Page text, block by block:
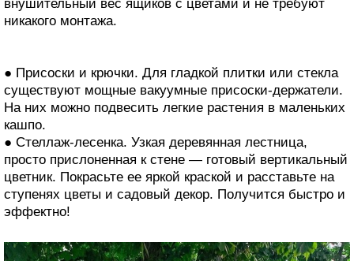
внушительный вес ящиков с цветами и не требуют
никакого монтажа.
● Присоски и крючки. Для гладкой плитки или стекла
существуют мощные вакуумные присоски-держатели.
На них можно подвесить легкие растения в маленьких
кашпо.
● Стеллаж-лесенка. Узкая деревянная лестница,
просто прислоненная к стене — готовый вертикальный
цветник. Покрасьте ее яркой краской и расставьте на
ступенях цветы и садовый декор. Получится быстро и
эффектно!